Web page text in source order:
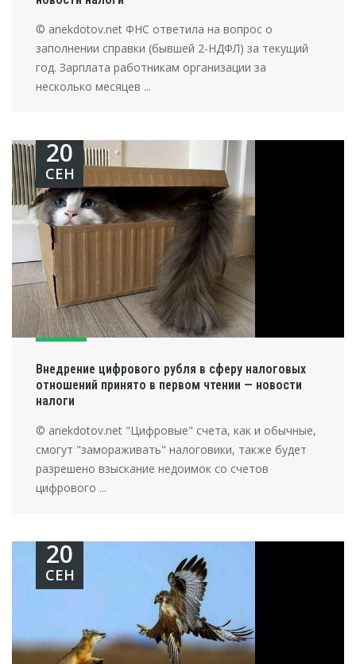
© anekdotov.net ФНС ответила на вопрос о
заполнении справки (бывшей 2-НДФЛ) за текущий
год. Зарплата работникам организации за
несколько месяцев ...
Внедрение цифрового рубля в сферу налоговых
отношений принято в первом чтении — новости
налоги
20
СЕН
© anekdotov.net "Цифровые" счета, как и обычные,
смогут "замораживать" налоговики, также будет
разрешено взыскание недоимок со счетов
цифрового ...
20
СЕН